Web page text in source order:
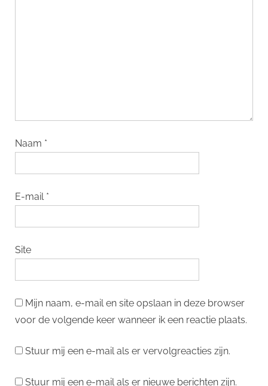
Naam *
E-mail *
Site
Mijn naam, e-mail en site opslaan in deze browser
voor de volgende keer wanneer ik een reactie plaats.
Stuur mij een e-mail als er vervolgreacties zijn.
Stuur mij een e-mail als er nieuwe berichten zijn.